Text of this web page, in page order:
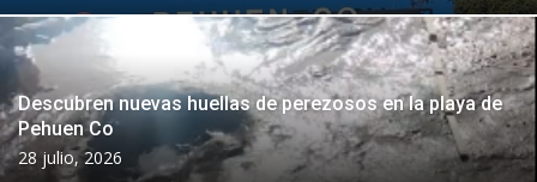
Descubren nuevas huellas de perezosos en la playa de
Pehuen Co
28 julio, 2026